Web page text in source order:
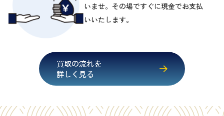
いませ。その場ですぐに現金でお支払
いいたします。
買取の流れを
詳しく見る